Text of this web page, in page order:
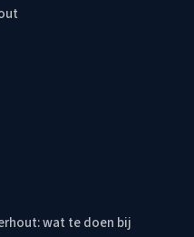
wat te doen bij